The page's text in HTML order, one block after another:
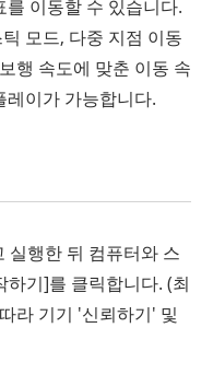
이동할 수 있습니다.
모드, 다중 지점 이동
행 속도에 맞춘 이동 속
레이가 가능합니다.
실행한 뒤 컴퓨터와 스
기]를 클릭합니다. (최
라 기기 '신뢰하기' 및